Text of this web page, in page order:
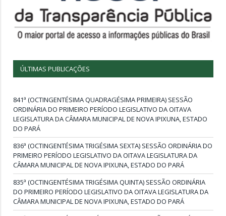
ÚLTIMAS PUBLICAÇÕES
841ª (OCTINGENTÉSIMA QUADRAGÉSIMA PRIMEIRA) SESSÃO
ORDINÁRIA DO PRIMEIRO PERÍODO LEGISLATIVO DA OITAVA
LEGISLATURA DA CÂMARA MUNICIPAL DE NOVA IPIXUNA, ESTADO
DO PARÁ
836ª (OCTINGENTÉSIMA TRIGÉSIMA SEXTA) SESSÃO ORDINÁRIA DO
PRIMEIRO PERÍODO LEGISLATIVO DA OITAVA LEGISLATURA DA
CÂMARA MUNICIPAL DE NOVA IPIXUNA, ESTADO DO PARÁ
835ª (OCTINGENTÉSIMA TRIGÉSIMA QUINTA) SESSÃO ORDINÁRIA
DO PRIMEIRO PERÍODO LEGISLATIVO DA OITAVA LEGISLATURA DA
CÂMARA MUNICIPAL DE NOVA IPIXUNA, ESTADO DO PARÁ